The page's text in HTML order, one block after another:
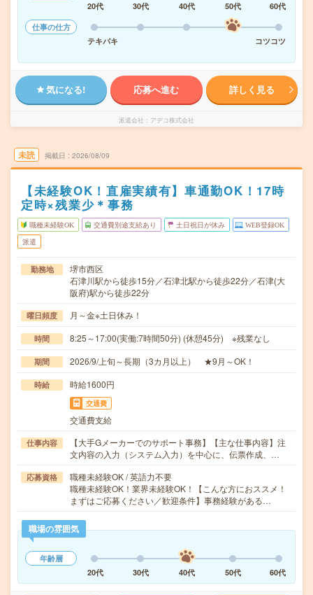
20代
30代 40代 50代
60代
仕事の仕方
テキパキ
コツコツ
気になる! 応募へ進む 詳しく見る
派遣会社 アデコ株式会社
未読 掲載日 2026/08/09
【未経験OK！直雇実績有】車通勤OK！17時
定時×残業少＊事務
職種未経験OK 交通費別途支給あり 土日祝日が休み WEB登録OK
派遣
勤務地
堺市西区
石津川駅から徒歩15分／石津北駅から徒歩22分／石津(大
阪府)駅から徒歩22分
曜日頻度 月～金※土日休み！
時間 8:25～17:00(実働:7時間50分) (休憩45分) ※残業なし
期間 2026/9/上旬～長期（3カ月以上） ★9月～OK！
時給 時給1600円
交通費
交通費支給
仕事内容
【大手Gメーカーでのサポート事務】【主な仕事内容】注
文内容の入力（システム入力）を中心に、伝票作成、…
応募資格
職種未経験OK / 英語力不要
職種未経験OK！業界未経験OK！【こんな方におススメ！
まずはご応募ください／歓迎条件】事務経験がある…
職場の雰囲気
年齢層
20代
30代 40代 50代 60代